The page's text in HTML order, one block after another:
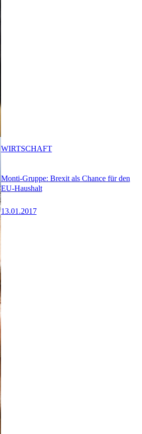
Monti-Gruppe: Brexit als Chance für den
EU-Haushalt
13.01.2017
WIRTSCHAFT